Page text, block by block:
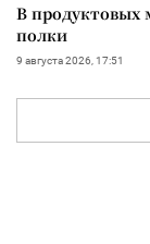
В продуктовых
полки
9 августа 2026, 17:51